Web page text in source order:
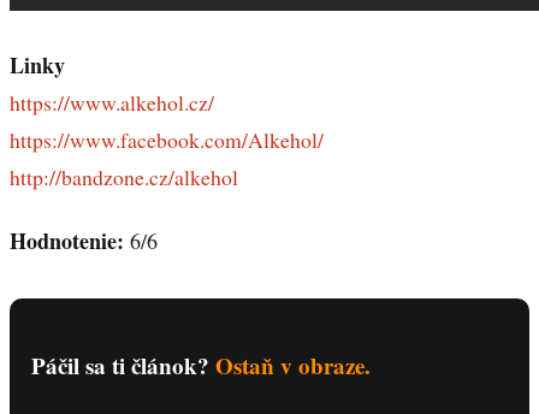
Linky
https://www.alkehol.cz/
https://www.facebook.com/Alkehol/
http://bandzone.cz/alkehol
Hodnotenie: 6/6
Páčil sa ti článok? Ostaň v obraze.